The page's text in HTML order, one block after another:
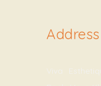
Address
Viva